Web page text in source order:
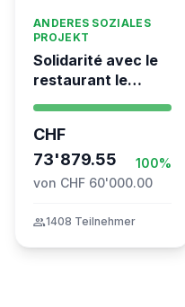
ANDERES SOZIALES
PROJEKT
Solidarité avec le
restaurant le
CHF
73'879.55
100%
von CHF 60'000.00
group1408 Teilnehmer